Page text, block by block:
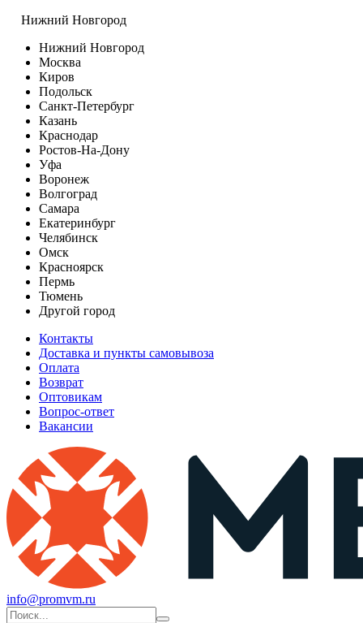
Нижний Новгород
Нижний Новгород
Москва
Киров
Подольск
Санкт-Петербург
Казань
Краснодар
Ростов-На-Дону
Уфа
Воронеж
Волгоград
Самара
Екатеринбург
Челябинск
Омск
Красноярск
Пермь
Тюмень
Другой город
Контакты
Доставка и пункты самовывоза
Оплата
Возврат
Оптовикам
Вопрос-ответ
Вакансии
info@promvm.ru